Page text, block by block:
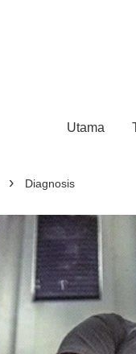
Utama
› Diagnosis